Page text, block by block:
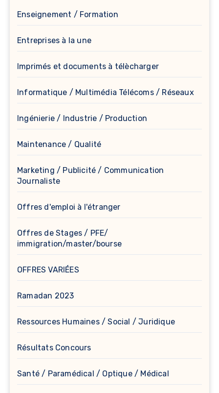
Enseignement / Formation
Entreprises à la une
Imprimés et documents à télècharger
Informatique / Multimédia Télécoms / Réseaux
Ingénierie / Industrie / Production
Maintenance / Qualité
Marketing / Publicité / Communication
Journaliste
Offres d'emploi à l'étranger
Offres de Stages / PFE/
immigration/master/bourse
OFFRES VARIÉES
Ramadan 2023
Ressources Humaines / Social / Juridique
Résultats Concours
Santé / Paramédical / Optique / Médical